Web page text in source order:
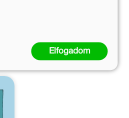
pályázattal is készül.
Elfogadom